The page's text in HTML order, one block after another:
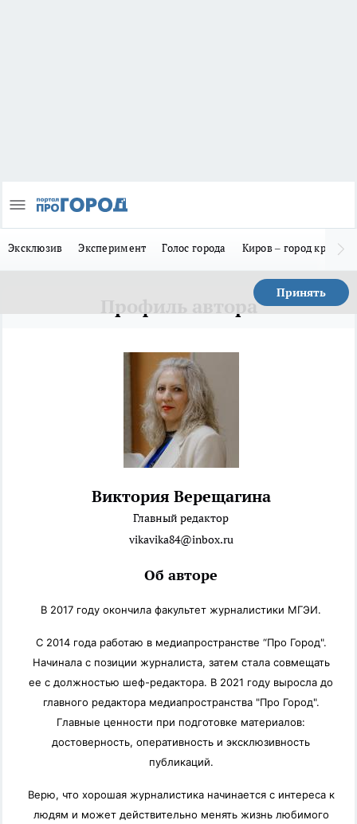
Эксклюзив Эксперимент Голос города Киров – город
Принять
Профиль автора
Виктория Верещагина
Главный редактор
vikavika84@inbox.ru
Об авторе
В 2017 году окончила факультет журналистики МГЭИ.
С 2014 года работаю в медиапространстве “Про Город".
Начинала с позиции журналиста, затем стала совмещать
ее с должностью шеф-редактора. В 2021 году выросла до
главного редактора медиапространства "Про Город".
Главные ценности при подготовке материалов:
достоверность, оперативность и эксклюзивность
публикаций.
Верю, что хорошая журналистика начинается с интереса к
людям и может действительно менять жизнь любимого